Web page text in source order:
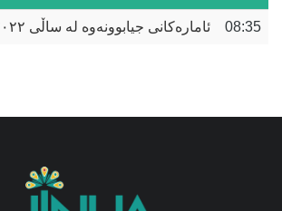
08:35 ئامارەکانی جیابوونەوە لە ساڵی ٢٠٢٢-٢٠٢٣